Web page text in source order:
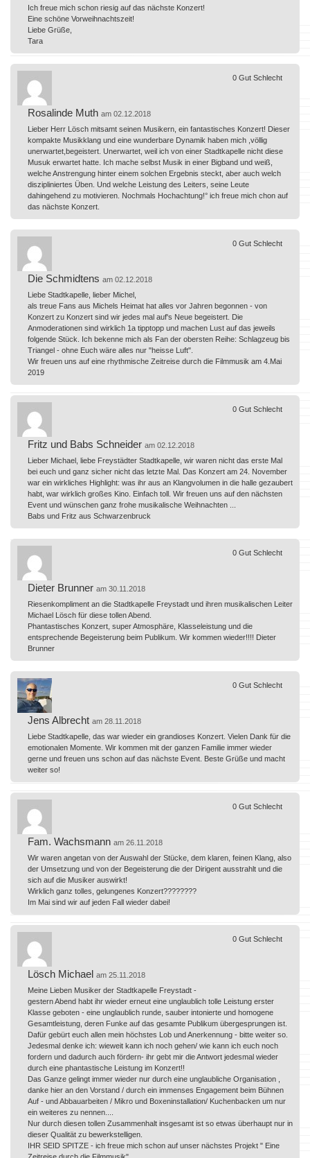
Ich freue mich schon riesig auf das nächste Konzert!
Eine schöne Vorweihnachtszeit!
Liebe Grüße,
Tara
Rosalinde Muth am 02.12.2018
Lieber Herr Lösch mitsamt seinen Musikern, ein fantastisches Konzert! Dieser
kompakte Musikklang und eine wunderbare Dynamik haben mich ,völlig
unerwartet,begeistert. Unerwartet, weil ich von einer Stadtkapelle nicht diese
Musuk erwartet hatte. Ich mache selbst Musik in einer Bigband und weiß,
welche Anstrengung hinter einem solchen Ergebnis steckt, aber auch welch
diszipliniertes Üben. Und welche Leistung des Leiters, seine Leute
dahingehend zu motivieren. Nochmals Hochachtung!° ich freue mich chon auf
das nächste Konzert.
0 Gut Schlecht
Die Schmidtens am 02.12.2018
Liebe Stadtkapelle, lieber Michel,
als treue Fans aus Michels Heimat hat alles vor Jahren begonnen - von
Konzert zu Konzert sind wir jedes mal auf's Neue begeistert. Die
Anmoderationen sind wirklich 1a tipptopp und machen Lust auf das jeweils
folgende Stück. Ich bekenne mich als Fan der obersten Reihe: Schlagzeug bis
Triangel - ohne Euch wäre alles nur "heisse Luft".
Wir freuen uns auf eine rhythmische Zeitreise durch die Filmmusik am 4.Mai
2019
0 Gut Schlecht
Fritz und Babs Schneider am 02.12.2018
Lieber Michael, liebe Freystädter Stadtkapelle, wir waren nicht das erste Mal
bei euch und ganz sicher nicht das letzte Mal. Das Konzert am 24. November
war ein wirkliches Highlight: was ihr aus an Klangvolumen in die halle gezaubert
habt, war wirklich großes Kino. Einfach toll. Wir freuen uns auf den nächsten
Event und wünschen ganz frohe musikalische Weihnachten ...
Babs und Fritz aus Schwarzenbruck
0 Gut Schlecht
Dieter Brunner am 30.11.2018
Riesenkompliment an die Stadtkapelle Freystadt und ihren musikalischen Leiter
Michael Lösch für diese tollen Abend.
Phantastisches Konzert, super Atmosphäre, Klasseleistung und die
entsprechende Begeisterung beim Publikum. Wir kommen wieder!!!! Dieter
Brunner
0 Gut Schlecht
Jens Albrecht am 28.11.2018
Liebe Stadtkapelle, das war wieder ein grandioses Konzert. Vielen Dank für die
emotionalen Momente. Wir kommen mit der ganzen Familie immer wieder
gerne und freuen uns schon auf das nächste Event. Beste Grüße und macht
weiter so!
0 Gut Schlecht
Fam. Wachsmann am 26.11.2018
Wir waren angetan von der Auswahl der Stücke, dem klaren, feinen Klang, also
der Umsetzung und von der Begeisterung die der Dirigent ausstrahlt und die
sich auf die Musiker auswirkt!
Wirklich ganz tolles, gelungenes Konzert????????
Im Mai sind wir auf jeden Fall wieder dabei!
0 Gut Schlecht
Lösch Michael am 25.11.2018
Meine Lieben Musiker der Stadtkapelle Freystadt -
gestern Abend habt ihr wieder erneut eine unglaublich tolle Leistung erster
Klasse geboten - eine unglaublich runde, sauber intonierte und homogene
Gesamtleistung, deren Funke auf das gesamte Publikum übergesprungen ist.
Dafür gebürt euch allen mein höchstes Lob und Anerkennung - bitte weiter so.
Jedesmal denke ich: wieweit kann ich noch gehen/ wie kann ich euch noch
fordern und dadurch auch fördern- ihr gebt mir die Antwort jedesmal wieder
durch eine phantastische Leistung im Konzert!!
Das Ganze gelingt immer wieder nur durch eine unglaubliche Organisation ,
danke hier an den Vorstand / durch ein immenses Engagement beim Bühnen
Auf - und Abbauarbeiten / Mikro und Boxeninstallation/ Kuchenbacken um nur
ein weiteres zu nennen....
Nur durch diesen tollen Zusammenhalt insgesamt ist so etwas überhaupt nur in
dieser Qualität zu bewerkstelligen.
IHR SEID SPITZE - ich freue mich schon auf unser nächstes Projekt " Eine
0 Gut Schlecht